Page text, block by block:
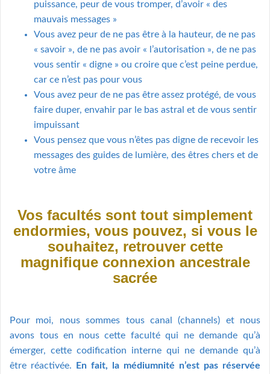
puissance, peur de vous tromper, d’avoir « des
mauvais messages »
Vous avez peur de ne pas être à la hauteur, de ne pas
« savoir », de ne pas avoir « l’autorisation », de ne pas
vous sentir « digne » ou croire que c’est peine perdue,
car ce n’est pas pour vous
Vous avez peur de ne pas être assez protégé, de vous
faire duper, envahir par le bas astral et de vous sentir
impuissant
Vous pensez que vous n’êtes pas digne de recevoir les
messages des guides de lumière, des êtres chers et de
votre âme
Vos facultés sont tout simplement
endormies, vous pouvez, si vous le
souhaitez, retrouver cette
magnifique connexion ancestrale
sacrée
Pour moi, nous sommes tous canal (channels) et nous
avons tous en nous cette faculté qui ne demande qu’à
émerger, cette codification interne qui ne demande qu’à
être réactivée.
En fait, la médiumnité n’est pas réservée